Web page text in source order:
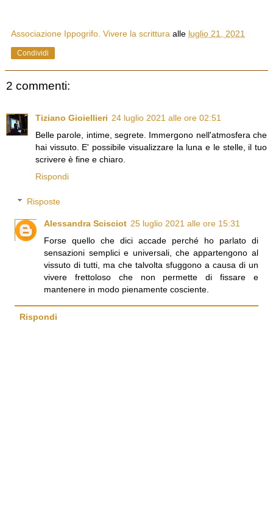
Associazione Ippogrifo. Vivere la scrittura alle luglio 21, 2021
Condividi
2 commenti:
Tiziano Gioiellieri 24 luglio 2021 alle ore 02:51
Belle parole, intime, segrete. Immergono nell'atmosfera che
hai vissuto. E' possibile visualizzare la luna e le stelle, il tuo
scrivere è fine e chiaro.
Rispondi
Risposte
Alessandra Scisciot 25 luglio 2021 alle ore 15:31
Forse quello che dici accade perché ho parlato di
sensazioni semplici e universali, che appartengono al
vissuto di tutti, ma che talvolta sfuggono a causa di un
vivere frettoloso che non permette di fissare e
mantenere in modo pienamente cosciente.
Rispondi